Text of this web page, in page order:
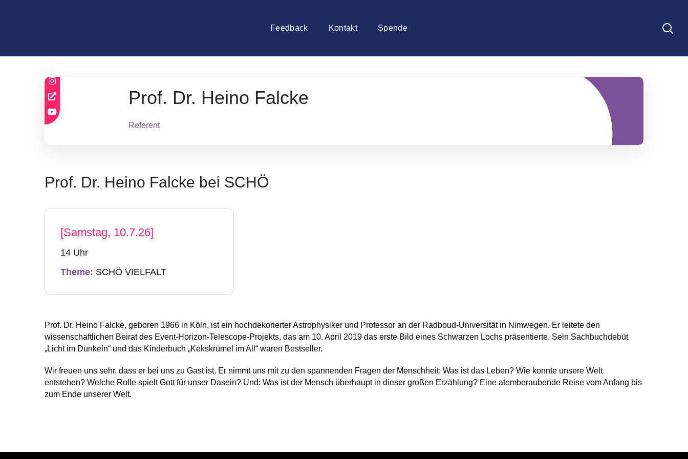
Feedback Kontakt Spende
Prof. Dr. Heino Falcke
Referent
Prof. Dr. Heino Falcke bei SCHÖ
[Samstag, 10.7.26]
14 Uhr
Theme: SCHÖ VIELFALT
Prof. Dr. Heino Falcke, geboren 1966 in Köln, ist ein hochdekorierter Astrophysiker und Professor an der Radboud-Universität in Nimwegen. Er leitete den
wissenschaftlichen Beirat des Event-Horizon-Telescope-Projekts, das am 10. April 2019 das erste Bild eines Schwarzen Lochs präsentierte. Sein Sachbuchdebüt
„Licht im Dunkeln“ und das Kinderbuch „Kekskrümel im All“ waren Bestseller.
Wir freuen uns sehr, dass er bei uns zu Gast ist. Er nimmt uns mit zu den spannenden Fragen der Menschheit: Was ist das Leben? Wie konnte unsere Welt
entstehen? Welche Rolle spielt Gott für unser Dasein? Und: Was ist der Mensch überhaupt in dieser großen Erzählung? Eine atemberaubende Reise vom Anfang bis
zum Ende unserer Welt.